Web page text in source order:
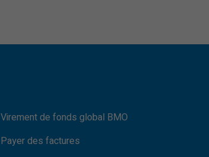
Virement de fonds global BMO
Payer des factures